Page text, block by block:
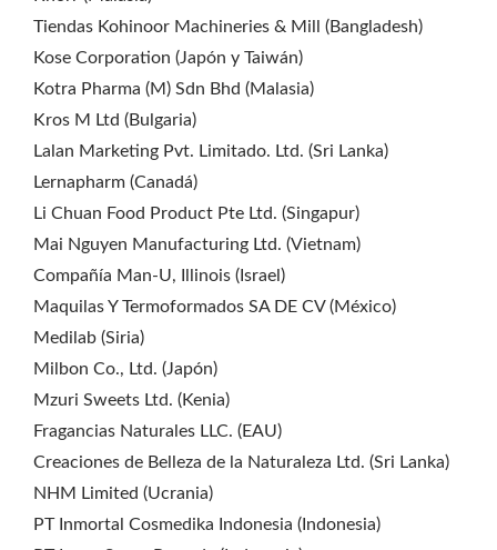
Tiendas Kohinoor Machineries & Mill (Bangladesh)
Kose Corporation (Japón y Taiwán)
Kotra Pharma (M) Sdn Bhd (Malasia)
Kros M Ltd (Bulgaria)
Lalan Marketing Pvt. Limitado. Ltd. (Sri Lanka)
Lernapharm (Canadá)
Li Chuan Food Product Pte Ltd. (Singapur)
Mai Nguyen Manufacturing Ltd. (Vietnam)
Compañía Man-U, Illinois (Israel)
Maquilas Y Termoformados SA DE CV (México)
Medilab (Siria)
Milbon Co., Ltd. (Japón)
Mzuri Sweets Ltd. (Kenia)
Fragancias Naturales LLC. (EAU)
Creaciones de Belleza de la Naturaleza Ltd. (Sri Lanka)
NHM Limited (Ucrania)
PT Inmortal Cosmedika Indonesia (Indonesia)